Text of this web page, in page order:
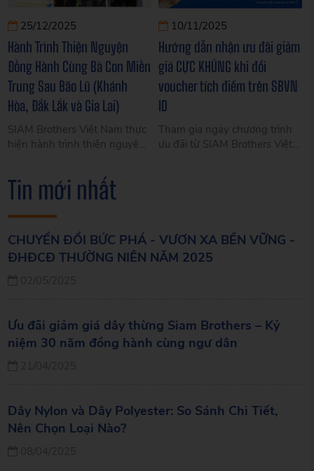
25/12/2025
Hành Trình Thiện Nguyện
Đồng Hành Cùng Bà Con Miền
Trung Sau Bão Lũ (Khánh
Hòa, Đắk Lắk và Gia Lai)
SIAM Brothers Việt Nam thực
hiện hành trình thiện nguyện
Lắk và Gia Lai sau bão lũ, lan
tỏa tinh thần sẻ chia vì cộng
đồng.
10/11/2025
Hướng dẫn nhận ưu đãi giảm
giá CỰC KHỦNG khi đổi
voucher tích điểm trên SBVN
ID
Tham gia ngay chương trình
ưu đãi từ SIAM Brothers Việt
cào, sợi xoắn PE.
Tin mới nhất
CHUYỂN ĐỔI BỨC PHÁ - VƯƠN XA BỀN VỮNG -
ĐHĐCĐ THƯỜNG NIÊN NĂM 2025
Ưu đãi giảm giá dây thừng Siam Brothers – Kỷ
niệm 30 năm đồng hành cùng ngư dân
Dây Nylon và Dây Polyester: So Sánh Chi Tiết,
Nên Chọn Loại Nào?